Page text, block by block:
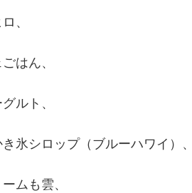
、
はん、
ルト、
氷シロップ（ブルーハワイ）、
ムも雲、